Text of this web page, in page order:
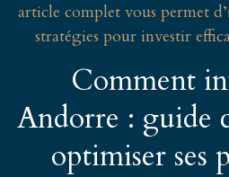
article complet vous permet
stratégies pour investir
Comment
Andorre : guide
optimiser ses